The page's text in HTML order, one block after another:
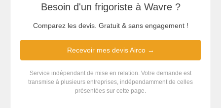
Besoin d'un frigoriste à Wavre ?
Comparez les devis. Gratuit & sans engagement !
Recevoir mes devis Airco →
Service indépendant de mise en relation. Votre demande est
transmise à plusieurs entreprises, indépendamment de celles
présentées sur cette page.